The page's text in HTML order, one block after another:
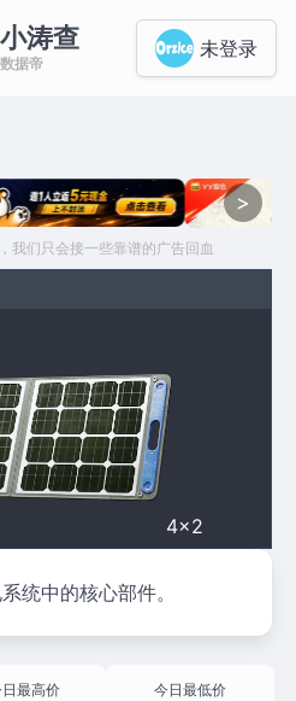
涛查
据帝
未登录
>
我们只会接一些靠谱的广告回血
4×2
统中的核心部件。
最高价 今日最低价